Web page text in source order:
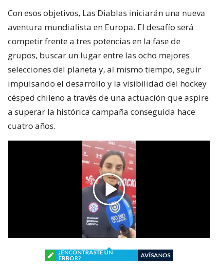
Con esos objetivos, Las Diablas iniciarán una nueva
aventura mundialista en Europa. El desafío será
competir frente a tres potencias en la fase de
grupos, buscar un lugar entre las ocho mejores
selecciones del planeta y, al mismo tiempo, seguir
impulsando el desarrollo y la visibilidad del hockey
césped chileno a través de una actuación que aspire
a superar la histórica campaña conseguida hace
cuatro años.
¿ENCONTRASTE UN
ERROR?
AVÍSANOS